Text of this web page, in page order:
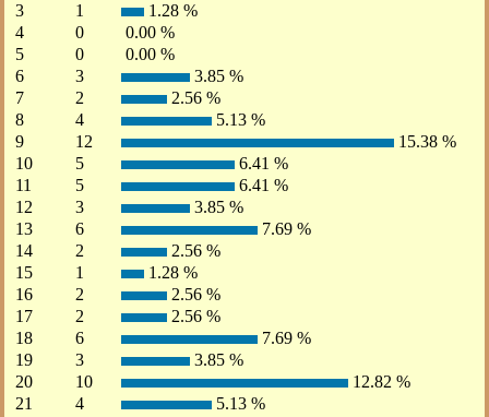
3
1
1.28 %
4
0
0.00 %
5
0
0.00 %
6
3
3.85 %
7
2
2.56 %
8
4
5.13 %
9
12
15.38 %
10
5
6.41 %
11
5
6.41 %
12
3
3.85 %
13
6
7.69 %
14
2
2.56 %
15
1
1.28 %
16
2
2.56 %
17
2
2.56 %
18
6
7.69 %
19
3
3.85 %
20
10
12.82 %
21
4
5.13 %